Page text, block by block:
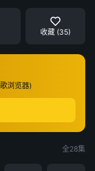
收藏 (35)
浏览器)
全28集